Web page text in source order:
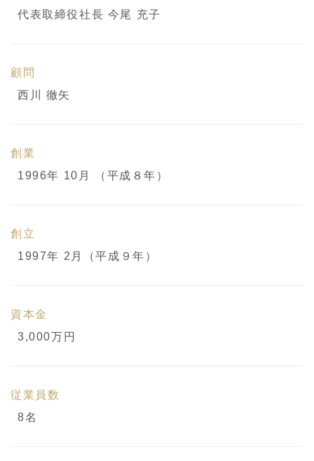
代表取締役社長 今尾 充子
顧問
西川 徹矢
創業
1996年 10月 （平成８年）
創立
1997年 2月（平成９年）
資本金
3,000万円
従業員数
8名